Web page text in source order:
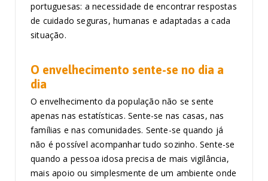
portuguesas: a necessidade de encontrar respostas
de cuidado seguras, humanas e adaptadas a cada
situação.
O envelhecimento sente-se no dia a
dia
O envelhecimento da população não se sente
apenas nas estatísticas. Sente-se nas casas, nas
famílias e nas comunidades. Sente-se quando já
não é possível acompanhar tudo sozinho. Sente-se
quando a pessoa idosa precisa de mais vigilância,
mais apoio ou simplesmente de um ambiente onde